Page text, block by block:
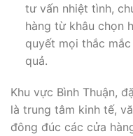
tư vấn nhiệt tình,
hàng từ khâu chọn
quyết mọi thắc
quả.
Khu vực Bình Thuận,
là trung tâm kinh tế,
đông đúc các cửa